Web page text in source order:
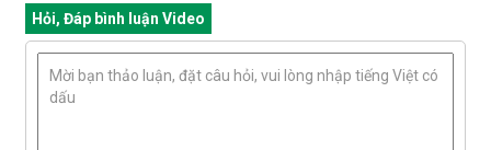
Hỏi, Đáp bình luận Video